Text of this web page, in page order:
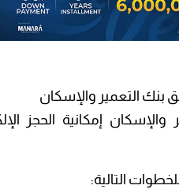
التعمير والإسكان
والإسكان إمكانية الحجز
التالية: